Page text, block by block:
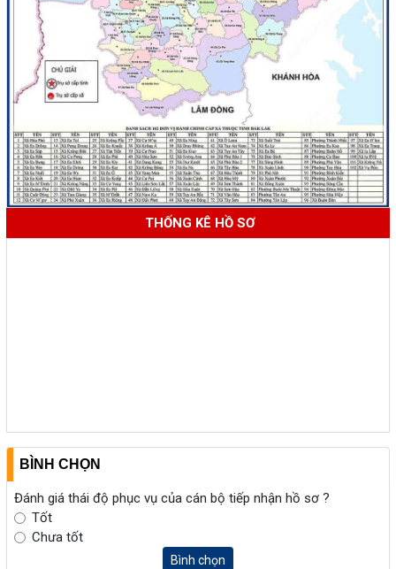
THỐNG KÊ HỒ SƠ
BÌNH CHỌN
Đánh giá thái độ phục vụ của cán bộ tiếp nhận hồ sơ ?
Tốt
Chưa tốt
Bình chọn